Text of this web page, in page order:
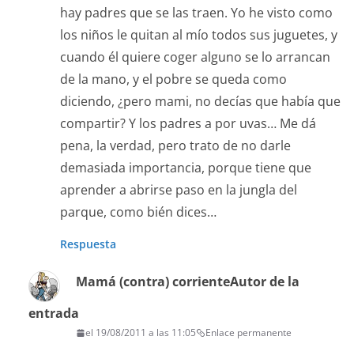
hay padres que se las traen. Yo he visto como
los niños le quitan al mío todos sus juguetes, y
cuando él quiere coger alguno se lo arrancan
de la mano, y el pobre se queda como
diciendo, ¿pero mami, no decías que había que
compartir? Y los padres a por uvas… Me dá
pena, la verdad, pero trato de no darle
demasiada importancia, porque tiene que
aprender a abrirse paso en la jungla del
parque, como bién dices…
Respuesta
Mamá (contra) corrienteAutor de la
entrada
el 19/08/2011 a las 11:05 Enlace permanente